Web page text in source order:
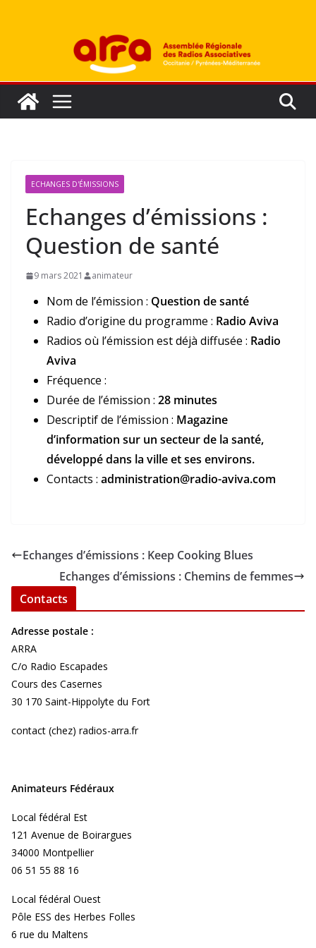
ECHANGES D'ÉMISSIONS
Echanges d’émissions :
Question de santé
9 mars 2021 animateur
Nom de l’émission : Question de santé
Radio d’origine du programme : Radio Aviva
Radios où l’émission est déjà diffusée : Radio
Aviva
Fréquence :
Durée de l’émission : 28 minutes
Descriptif de l’émission : Magazine
d’information sur un secteur de la santé,
développé dans la ville et ses environs.
Contacts : administration@radio-aviva.com
Echanges d’émissions : Keep Cooking Blues
Echanges d’émissions : Chemins de femmes
Contacts
Adresse postale :
ARRA
C/o Radio Escapades
Cours des Casernes
30 170 Saint-Hippolyte du Fort
contact (chez) radios-arra.fr
Animateurs Fédéraux
Local fédéral Est
121 Avenue de Boirargues
34000 Montpellier
06 51 55 88 16
Local fédéral Ouest
Pôle ESS des Herbes Folles
6 rue du Maltens